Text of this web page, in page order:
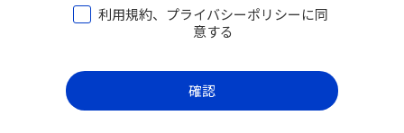
利用規約、プライバシーポリシーに同
意する
確認